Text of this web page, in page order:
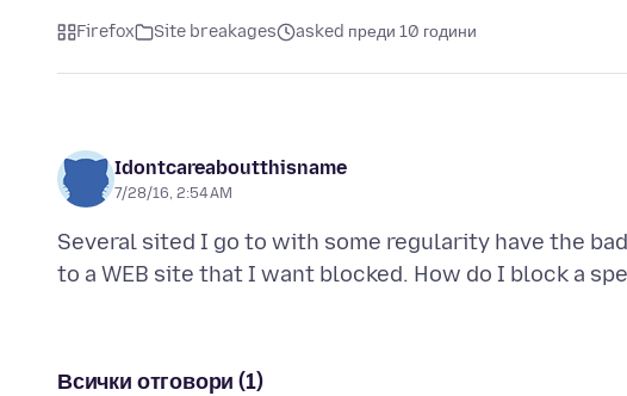
Firefox Site breakages asked преди 10 години
Idontcareaboutthisname
7/28/16, 2:54 AM
Several sited I go to with some regularity have the
Всички отговори (1)